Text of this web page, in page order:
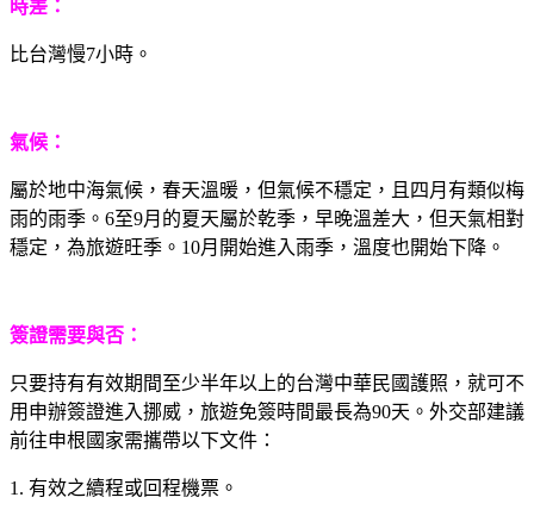
時差：
比台灣慢7小時。
氣候：
屬於地中海氣候，春天溫暖，但氣候不穩定，且四月有類似梅
雨的雨季。6至9月的夏天屬於乾季，早晚溫差大，但天氣相對
穩定，為旅遊旺季。10月開始進入雨季，溫度也開始下降。
簽證需要與否：
只要持有有效期間至少半年以上的台灣中華民國護照，就可不
用申辦簽證進入挪威，旅遊免簽時間最長為90天。外交部建議
前往申根國家需攜帶以下文件：
1. 有效之續程或回程機票。